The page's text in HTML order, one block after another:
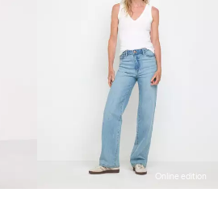
Online edition